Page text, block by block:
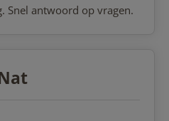
Snel antwoord op vragen.